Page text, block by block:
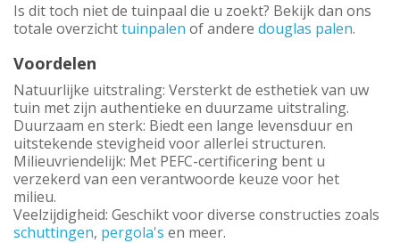
Is dit toch niet de tuinpaal die u zoekt? Bekijk dan ons
totale overzichttuinpalen of andere douglas palen.
Voordelen
Natuurlijke uitstraling: Versterkt de esthetiek van uw
tuin met zijn authentieke en duurzame uitstraling.
Duurzaam en sterk: Biedt een lange levensduur en
uitstekende stevigheid voor allerlei structuren.
Milieuvriendelijk: Met PEFC-certificering bent u
verzekerd van een verantwoorde keuze voor het
milieu.
Veelzijdigheid: Geschikt voor diverse constructies zoals
schuttingen, pergola's en meer.